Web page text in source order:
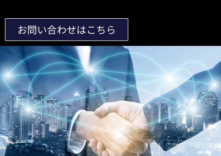
お問い合わせはこちら